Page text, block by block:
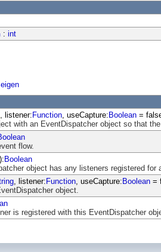
: int
, listener:Function , useCapture:Boolean =
with an EventDispatcher object so that
flow.
):Boolean
object has any listeners registered for
, listener:Function , useCapture:Boolean =
object.
is registered with this EventDispatcher